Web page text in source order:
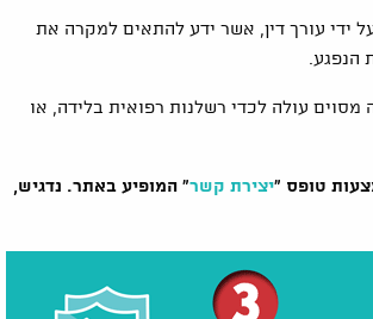
ידי עורך דין, אשר ידע להתאים למקרה את
הנפגע.
עולה לכדי רשלנות רפואית בלידה, או
טופס "יצירת קשר" המופיע באתר. נדגיש,